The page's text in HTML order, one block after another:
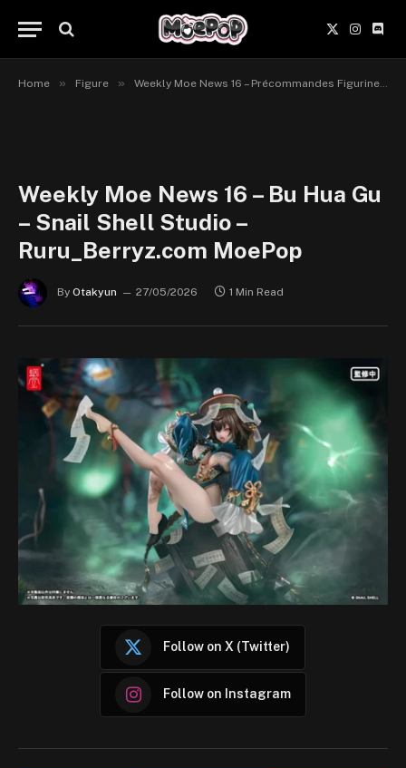
X
(Twitter)
Home » Figure » Weekly Moe News 16 – Précommandes Figurines du 25 au 31 mai 2026
Weekly Moe News 16 – Bu Hua Gu
– Snail Shell Studio –
Ruru_Berryz.com MoePop
By Otakyun 27/05/2026 1 Min Read
Follow on X (Twitter)
Follow on Instagram